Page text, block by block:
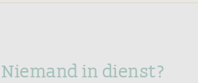
Niemand in dienst?